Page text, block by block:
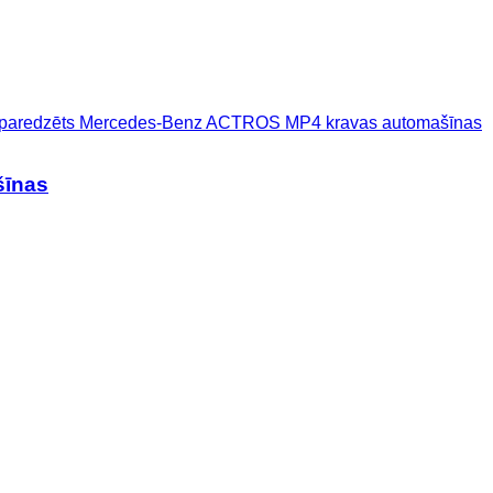
Mercedes-Benz ACTROS MP4 kravas automašīnas